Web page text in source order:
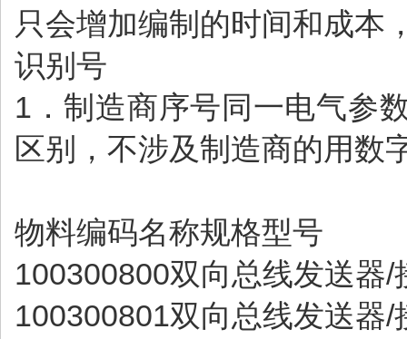
只会增加编制的时间和成本
识别号
1．制造商序号同一电气参
区别，不涉及制造商的用数
物料编码名称规格型号
100300800双向总线发送器
100300801双向总线发送器